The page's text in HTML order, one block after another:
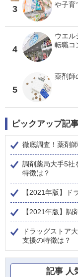
3
や子育
4
ウエル
転職コ
5
薬剤師
ピックアップ記
徹底調査！薬剤
調剤薬局大手5社
特徴は？
【2021年版】ド
【2021年版】
ドラッグストア
支援の特徴は？
記事 人